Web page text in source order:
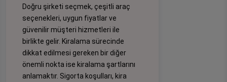
Doğru şirketi seçmek, çeşitli araç
seçenekleri, uygun fiyatlar ve
güvenilir müşteri hizmetleri ile
birlikte gelir. Kiralama sürecinde
dikkat edilmesi gereken bir diğer
önemli nokta ise kiralama şartlarını
anlamaktır. Sigorta koşulları, kira